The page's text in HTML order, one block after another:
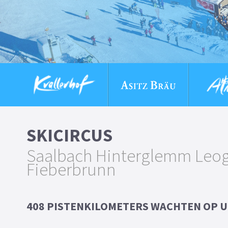
SKICIRCUS
Saalbach Hinterglemm
Fieberbrunn
408 PISTENKILOMETERS WACHTEN OP U